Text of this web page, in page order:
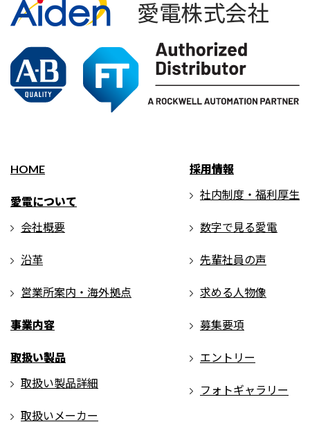
HOME
愛電について
会社概要
沿革
営業所案内・海外拠点
事業内容
取扱い製品
取扱い製品詳細
取扱いメーカー
採用情報
社内制度・福利厚生
数字で見る愛電
先輩社員の声
求める人物像
募集要項
エントリー
フォトギャラリー